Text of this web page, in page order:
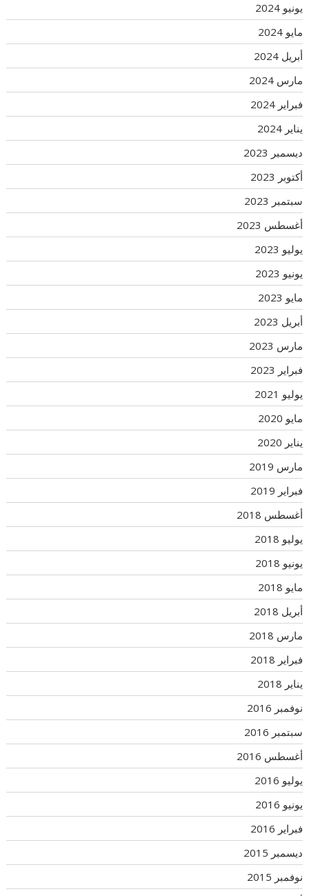
يونيو 2024
مايو 2024
أبريل 2024
مارس 2024
فبراير 2024
يناير 2024
ديسمبر 2023
أكتوبر 2023
سبتمبر 2023
أغسطس 2023
يوليو 2023
يونيو 2023
مايو 2023
أبريل 2023
مارس 2023
فبراير 2023
يوليو 2021
مايو 2020
يناير 2020
مارس 2019
فبراير 2019
أغسطس 2018
يوليو 2018
يونيو 2018
مايو 2018
أبريل 2018
مارس 2018
فبراير 2018
يناير 2018
نوفمبر 2016
سبتمبر 2016
أغسطس 2016
يوليو 2016
يونيو 2016
فبراير 2016
ديسمبر 2015
نوفمبر 2015